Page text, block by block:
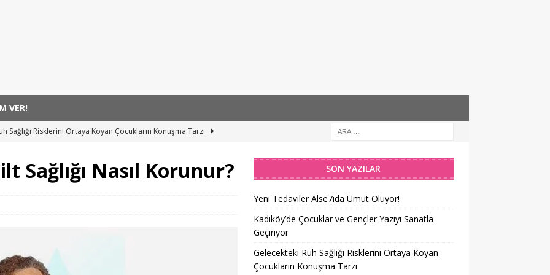
VER!
Sağlığı Risklerini Ortaya Koyan Çocukların Konuşma Tarzı
Taşı Riskini Sessizce Artırıyor
SAĞLIK
Sağlığı Nasıl Korunur? SON YAZILAR
Yeni Tedaviler Alse7ida Umut Oluyor!
Kadıköy’de Çocuklar ve Gençler Yazıyı Sanatla
Geçiriyor
Gelecekteki Ruh Sağlığı Risklerini Ortaya Koyan
Çocukların Konuşma Tarzı